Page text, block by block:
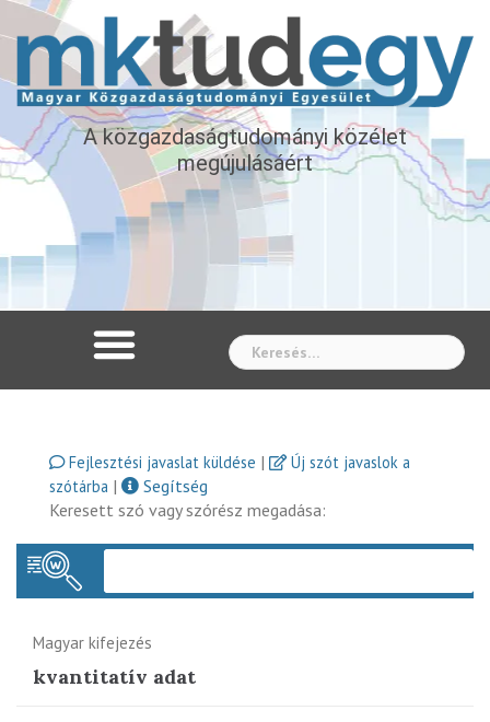
A közgazdaságtudományi közélet
megújulásáért
Fejlesztési javaslat küldése |
Új szót javaslok a
szótárba |
Segítség
Keresett szó vagy szórész megadása:
Magyar kifejezés
kvantitatív adat